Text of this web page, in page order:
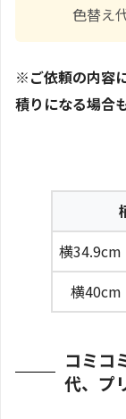
色替え
※ご依頼の内容
積りになる場合
横
横
コミコ
代、プ